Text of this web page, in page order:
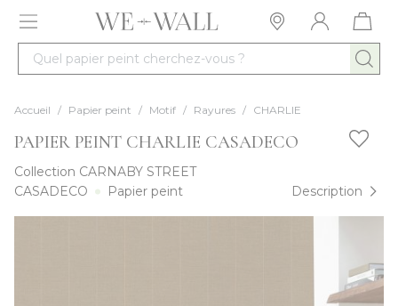
Allez au contenu
Quel papier peint cherchez-vous ?
Accueil / Papier peint / Motif / Rayures / CHARLIE
PAPIER PEINT CHARLIE CASADECO
Collection CARNABY STREET
CASADECO
Papier peint Description